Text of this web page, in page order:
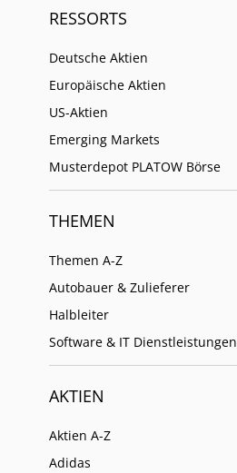
RESSORTS
Deutsche Aktien
Europäische Aktien
US-Aktien
Emerging Markets
Musterdepot PLATOW Börse
THEMEN
Themen A-Z
Autobauer & Zulieferer
Halbleiter
Software & IT Dienstleistungen
AKTIEN
Aktien A-Z
Adidas